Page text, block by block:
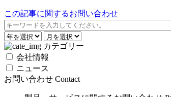
この記事に関するお問い合わせ
カテゴリー
会社情報
ニュース
お問い合わせ Contact